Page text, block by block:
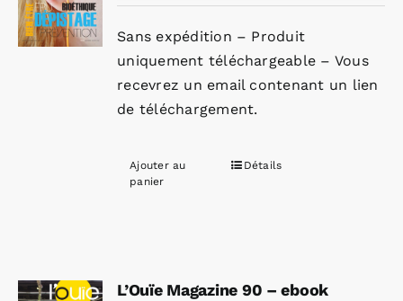
Sans expédition – Produit
uniquement téléchargeable – Vous
recevrez un email contenant un lien
de téléchargement.
Ajouter au
panier
Détails
L’Ouïe Magazine 90 – ebook